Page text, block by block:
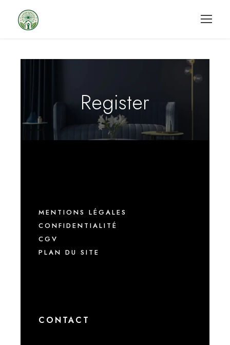
Register
MENTIONS LÉGALES
CONFIDENTIALITÉ
CGV
PLAN DU SITE
CONTACT